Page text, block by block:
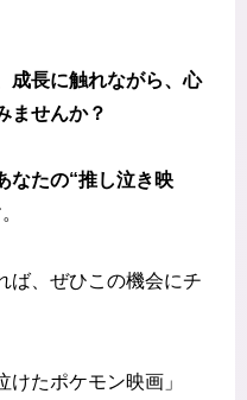
成長に触れながら、心
ませんか？
なたの“推し泣き映
ば、ぜひこの機会にチ
たポケモン映画」